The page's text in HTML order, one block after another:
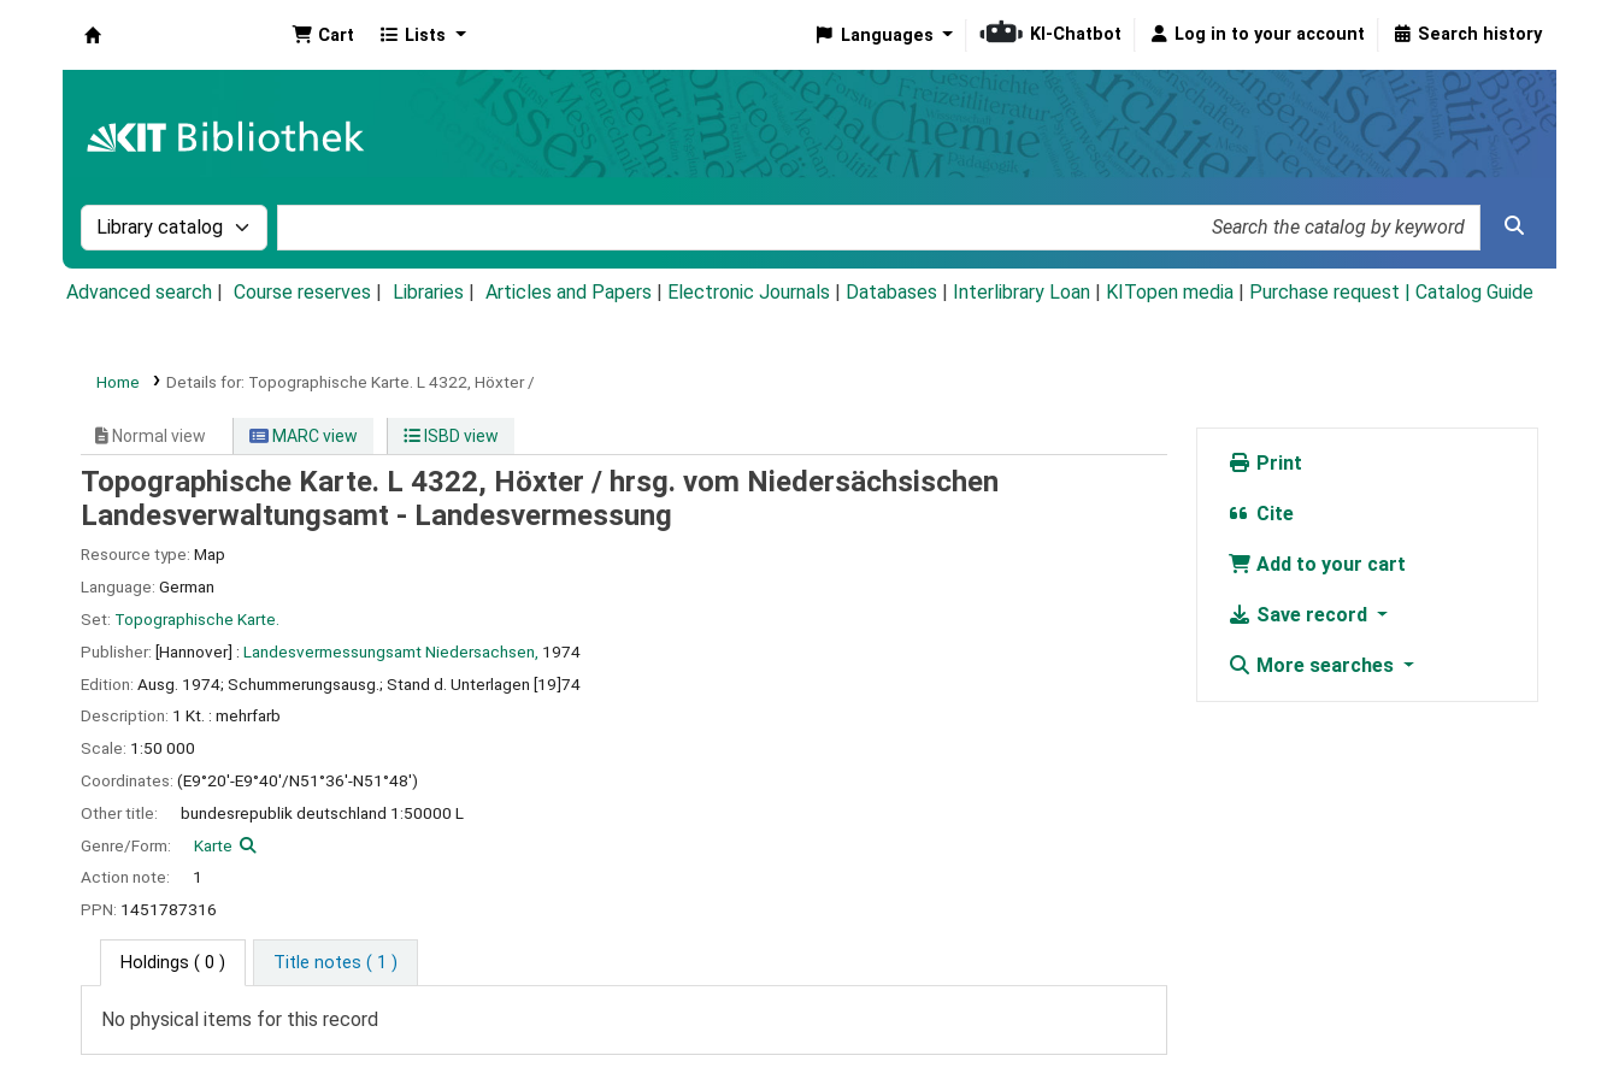
Cart Lists Languages KI-Chatbot Log in to your account Search history
Search the catalog by:
Advanced search Course reserves Libraries Articles and Papers Electronic Journals Databases Interlibrary Loan KITopen media Purchase request | Catalog Guide
Home Details for: Topographische Karte. L 4322, Höxter /
Normal view MARC view ISBD view
Topographische Karte. L 4322, Höxter / hrsg. vom Niedersächsischen
Landesverwaltungsamt - Landesvermessung
Resource type: Map
Language: German
Set: Topographische Karte.
Publisher: [Hannover] : Landesvermessungsamt Niedersachsen, 1974
Edition: Ausg. 1974; Schummerungsausg.; Stand d. Unterlagen [19]74
Description: 1 Kt. : mehrfarb
Scale: 1:50 000
Coordinates: (E9°20'-E9°40'/N51°36'-N51°48')
Other title:
bundesrepublik deutschland 1:50000 L
Genre/Form:
Karte
Action note:
1
PPN: 1451787316
Holdings ( 0 ) Title notes ( 1 )
No physical items for this record
Print
Cite
Add to your cart
Save record
More searches